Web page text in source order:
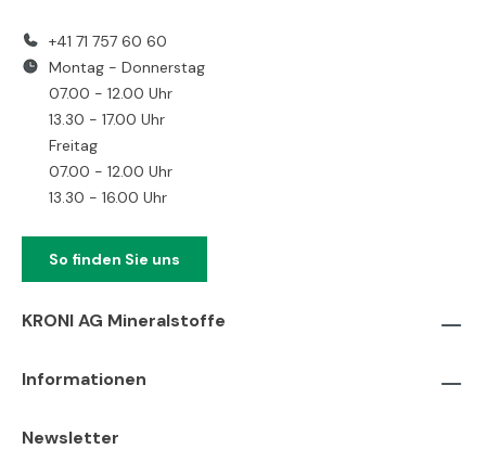
+41 71 757 60 60
Montag - Donnerstag
07.00 - 12.00 Uhr
13.30 - 17.00 Uhr
Freitag
07.00 - 12.00 Uhr
13.30 - 16.00 Uhr
So finden Sie uns
KRONI AG Mineralstoffe
Informationen
Newsletter